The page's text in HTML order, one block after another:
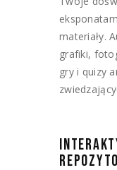
materiały.
grafiki,
gry i quizy